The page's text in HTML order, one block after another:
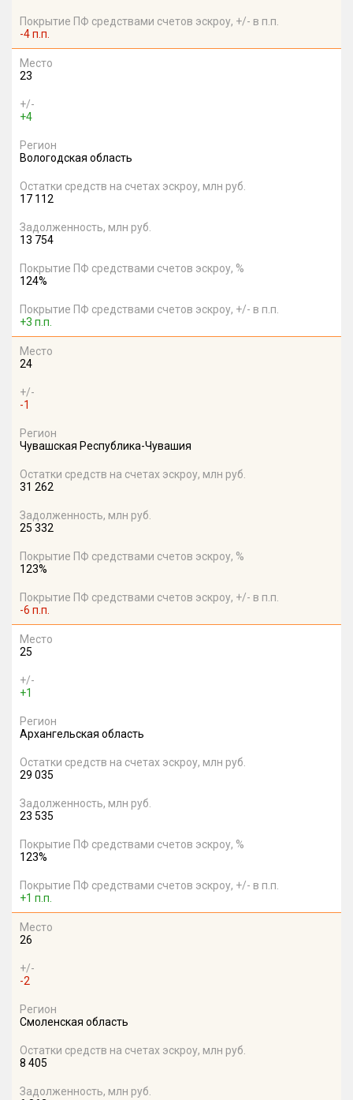
Покрытие ПФ средствами счетов эскроу, +/- в п.п.
-4 п.п.
Место
23
+/-
+4
Регион
Вологодская область
Остатки средств на счетах эскроу, млн руб.
17 112
Задолженность, млн руб.
13 754
Покрытие ПФ средствами счетов эскроу, %
124%
Покрытие ПФ средствами счетов эскроу, +/- в п.п.
+3 п.п.
Место
24
+/-
-1
Регион
Чувашская Республика-Чувашия
Остатки средств на счетах эскроу, млн руб.
31 262
Задолженность, млн руб.
25 332
Покрытие ПФ средствами счетов эскроу, %
123%
Покрытие ПФ средствами счетов эскроу, +/- в п.п.
-6 п.п.
Место
25
+/-
+1
Регион
Архангельская область
Остатки средств на счетах эскроу, млн руб.
29 035
Задолженность, млн руб.
23 535
Покрытие ПФ средствами счетов эскроу, %
123%
Покрытие ПФ средствами счетов эскроу, +/- в п.п.
+1 п.п.
Место
26
+/-
-2
Регион
Смоленская область
Остатки средств на счетах эскроу, млн руб.
8 405
Задолженность, млн руб.